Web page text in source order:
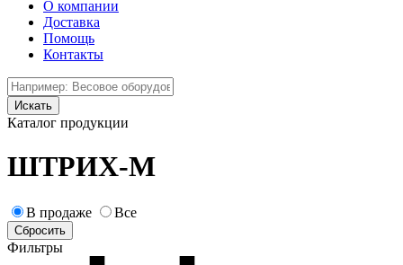
О компании
Доставка
Помощь
Контакты
Каталог продукции
ШТРИХ-М
В продаже Все
Фильтры